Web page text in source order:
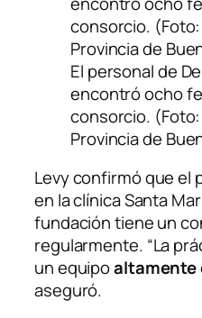
El personal de
encontró ocho
consorcio. (Foto:
Provincia de
Levy confirmó que el
en la clínica Santa
fundación tiene un
regularmente. “La
un equipoaltamente
aseguró.